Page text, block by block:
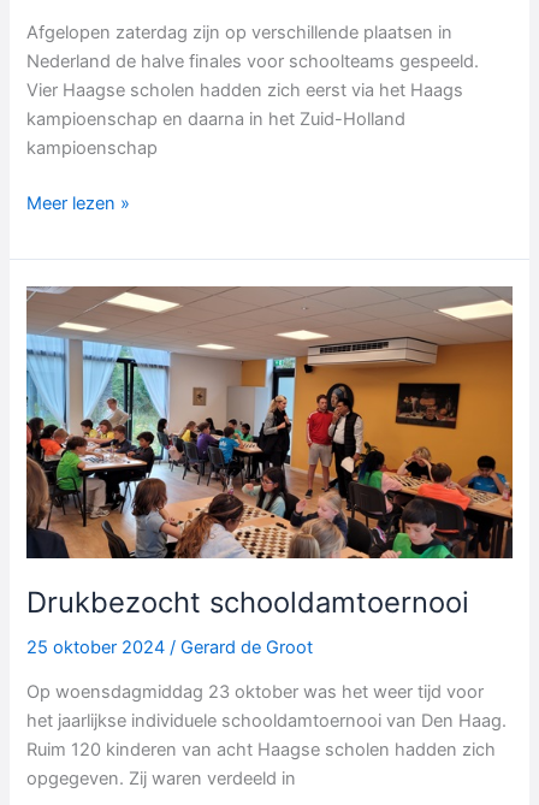
Afgelopen zaterdag zijn op verschillende plaatsen in
Nederland de halve finales voor schoolteams gespeeld.
Vier Haagse scholen hadden zich eerst via het Haags
kampioenschap en daarna in het Zuid-Holland
kampioenschap
Twee
scholen
naar
NK-
finale
Meer lezen »
Drukbezocht schooldamtoernooi
25 oktober 2024/Gerard de Groot
Op woensdagmiddag 23 oktober was het weer tijd voor
het jaarlijkse individuele schooldamtoernooi van Den Haag.
Ruim 120 kinderen van acht Haagse scholen hadden zich
opgegeven. Zij waren verdeeld in